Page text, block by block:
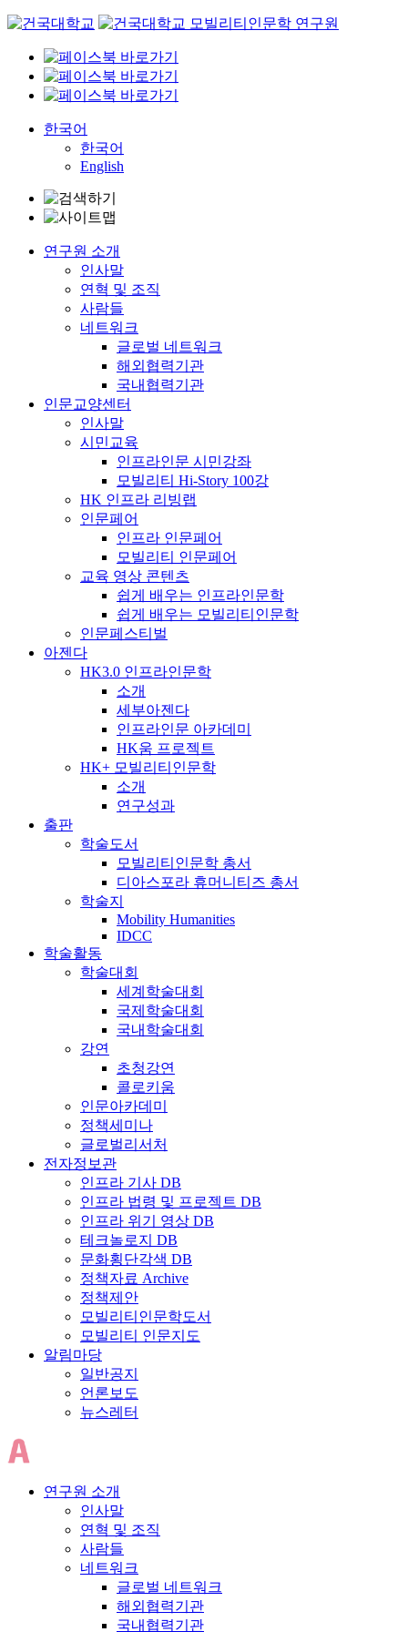
Skip
content
한국어
한국어
English
연구원 소개
인사말
연혁 및 조직
사람들
네트워크
글로벌 네트워크
해외협력기관
국내협력기관
인문교양센터
인사말
시민교육
인프라인문 시민강좌
모빌리티 Hi-Story 100강
HK 인프라 리빙랩
인문페어
인프라 인문페어
모빌리티 인문페어
교육 영상 콘텐츠
쉽게 배우는 인프라인문학
쉽게 배우는 모빌리티인문학
인문페스티벌
아젠다
HK3.0 인프라인문학
소개
세부아젠다
인프라인문 아카데미
HK움 프로젝트
HK+ 모빌리티인문학
소개
연구성과
출판
학술도서
모빌리티인문학 총서
디아스포라 휴머니티즈 총서
학술지
Mobility Humanities
IDCC
학술활동
학술대회
세계학술대회
국제학술대회
국내학술대회
강연
초청강연
콜로키움
인문아카데미
정책세미나
글로벌리서처
전자정보관
인프라 기사 DB
인프라 법령 및 프로젝트 DB
인프라 위기 영상 DB
테크놀로지 DB
문화횡단각색 DB
정책자료 Archive
정책제안
모빌리티인문학도서
모빌리티 인문지도
알림마당
일반공지
언론보도
뉴스레터
연구원 소개
인사말
연혁 및 조직
사람들
네트워크
글로벌 네트워크
해외협력기관
국내협력기관